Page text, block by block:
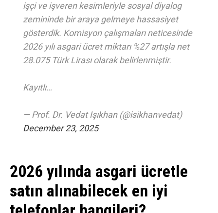
işçi ve işveren kesimleriyle sosyal diyalog
zemininde bir araya gelmeye hassasiyet
gösterdik. Komisyon çalışmaları neticesinde
2026 yılı asgari ücret miktarı %27 artışla net
28.075 Türk Lirası olarak belirlenmiştir.
Kayıtlı…
— Prof. Dr. Vedat Işıkhan (@isikhanvedat)
December 23, 2025
2026 yılında asgari ücretle
satın alınabilecek en iyi